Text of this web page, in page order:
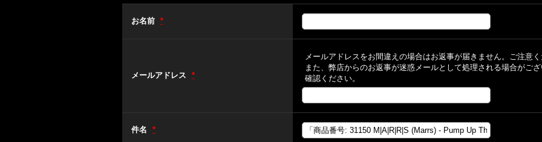
お名前 *
メールアドレス *
メールアドレスをお間違えの場合はお返事が届きません。ご注意く
また、弊店からのお返事が迷惑メールとして処理される場合がご
確認ください。
件名 *